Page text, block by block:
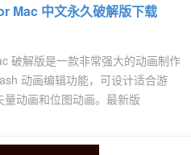
Mac 中文永久破解版下载
破解版是一款非常强大的动画制作
动画编辑功能，可设计适合游
动画和位图动画。最新版